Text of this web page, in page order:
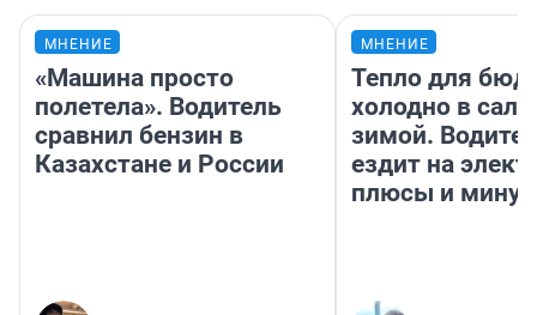
МНЕНИЕ
«Машина просто
полетела». Водитель
сравнил бензин в
Казахстане и России
МНЕНИЕ
Тепло для
холодно в
зимой.
ездит на
плюсы и